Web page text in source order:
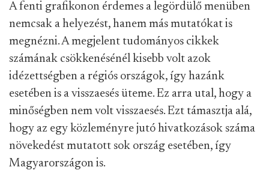
A fenti grafikonon érdemes a legördülő menüben
nemcsak a helyezést, hanem más mutatókat is
megnézni. A megjelent tudományos cikkek
számának csökkenésénél kisebb volt azok
idézettségben a régiós országok, így hazánk
esetében is a visszaesés üteme. Ez arra utal, hogy a
minőségben nem volt visszaesés. Ezt támasztja alá,
hogy az egy közleményre jutó hivatkozások száma
növekedést mutatott sok ország esetében, így
Magyarországon is.